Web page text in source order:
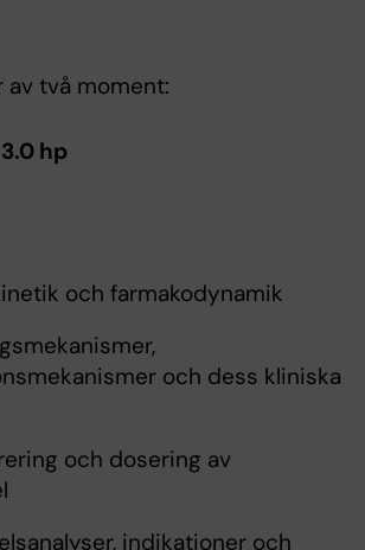
av två moment:
hp
och farmakodynamik
och dess kliniska
och dosering av
indikationer och